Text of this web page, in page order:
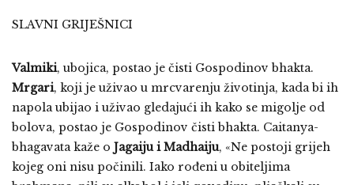
SLAVNI GRIJEŠNICI
Valmiki, ubojica, postao je čisti Gospodinov bhakta.
Mrgari, koji je uživao u mrcvarenju životinja, kada bi ih
napola ubijao i uživao gledajući ih kako se migolje od
bolova, postao je Gospodinov čisti bhakta. Caitanya-
bhagavata kaže o Jagaiju i Madhaiju, «Ne postoji grijeh
kojeg oni nisu počinili. Iako rođeni u obiteljima